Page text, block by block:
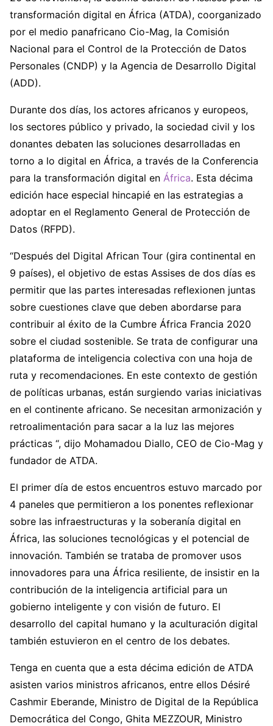
transformación digital en África (ATDA), coorganizado
por el medio panafricano Cio-Mag, la Comisión
Nacional para el Control de la Protección de Datos
Personales (CNDP) y la Agencia de Desarrollo Digital
(ADD).
Durante dos días, los actores africanos y europeos,
los sectores público y privado, la sociedad civil y los
donantes debaten las soluciones desarrolladas en
torno a lo digital en África, a través de la Conferencia
para la transformación digital en África. Esta décima
edición hace especial hincapié en las estrategias a
adoptar en el Reglamento General de Protección de
Datos (RFPD).
“Después del Digital African Tour (gira continental en
9 países), el objetivo de estas Assises de dos días es
permitir que las partes interesadas reflexionen juntas
sobre cuestiones clave que deben abordarse para
contribuir al éxito de la Cumbre África Francia 2020
sobre el ciudad sostenible. Se trata de configurar una
plataforma de inteligencia colectiva con una hoja de
ruta y recomendaciones. En este contexto de gestión
de políticas urbanas, están surgiendo varias iniciativas
en el continente africano. Se necesitan armonización y
retroalimentación para sacar a la luz las mejores
prácticas “, dijo Mohamadou Diallo, CEO de Cio-Mag y
fundador de ATDA.
El primer día de estos encuentros estuvo marcado por
4 paneles que permitieron a los ponentes reflexionar
sobre las infraestructuras y la soberanía digital en
África, las soluciones tecnológicas y el potencial de
innovación. También se trataba de promover usos
innovadores para una África resiliente, de insistir en la
contribución de la inteligencia artificial para un
gobierno inteligente y con visión de futuro. El
desarrollo del capital humano y la aculturación digital
también estuvieron en el centro de los debates.
Tenga en cuenta que a esta décima edición de ATDA
asisten varios ministros africanos, entre ellos Désiré
Cashmir Eberande, Ministro de Digital de la República
Democrática del Congo, Ghita MEZZOUR, Ministro